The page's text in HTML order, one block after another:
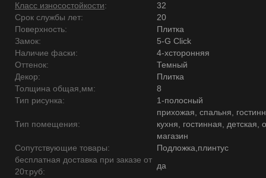
Класс износостойкости:
32
Срок службы лет:
20
Поверхность:
Плитка
Замок:
5-G Click
Наличие фаски:
4-хсторонняя
Оттенок:
Темный
Декор:
Плитка
Толщина общая,мм:
8
Тип рисунка:
1-полосный
Тип помещения:
прихожая, спальня,
кухня, гостинная, детская,
магазин
Сопутствующие товары:
Подложка,плинтус
бесплатная доставка при заказе от
20т.руб:
да